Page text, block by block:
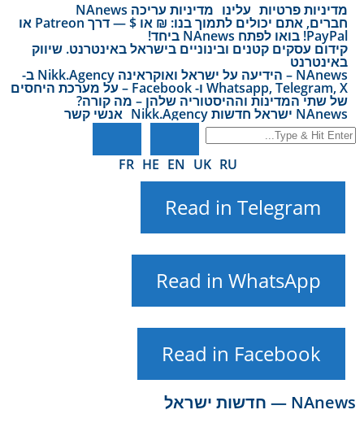
מדיניות פרטיות עלינו מדיניות עריכה NAnews
חברים, אתם יכולים לתמוך בנו: ₪ או $ — דרך Patreon או
PayPal! בואו לפתח NAnews ביחד!
קידום עסקים קטנים ובינוניים בישראל באינטרנט. שיווק
באינטרנט
NAnews – הידיעה על ישראל ואוקראינה Nikk.Agency ב-
Whatsapp, Telegram, X ו- Facebook – על מערכת היחסים
של שתי המדינות וההיסטוריה שלהן – מה קורה?
NAnews ישראל חדשות Nikk.Agency אנשי קשר
RU
UK
EN
HE
FR
Read in Telegram
Read in WhatsApp
Read in Facebook
NAnews — חדשות ישראל